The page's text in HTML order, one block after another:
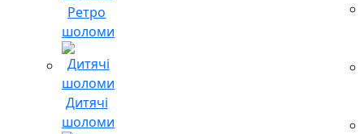
Ретро
шоломи
Дитячі
шоломи